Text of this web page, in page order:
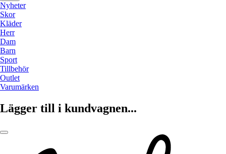
Nyheter
Skor
Kläder
Herr
Dam
Barn
Sport
Tillbehör
Outlet
Varumärken
Lägger till i kundvagnen...